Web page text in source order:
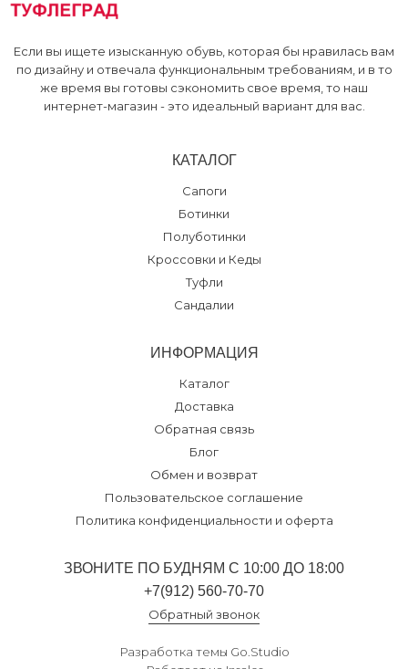
Если вы ищете изысканную обувь, которая бы нравилась вам
по дизайну и отвечала функциональным требованиям, и в то
же время вы готовы сэкономить свое время, то наш
интернет-магазин - это идеальный вариант для вас.
КАТАЛОГ
Сапоги
Ботинки
Полуботинки
Кроссовки и Кеды
Туфли
Сандалии
ИНФОРМАЦИЯ
Каталог
Доставка
Обратная связь
Блог
Обмен и возврат
Пользовательское соглашение
Политика конфиденциальности и оферта
ЗВОНИТЕ ПО БУДНЯМ С 10:00 ДО 18:00
+7(912) 560-70-70
Обратный звонок
Разработка темы Go.Studio